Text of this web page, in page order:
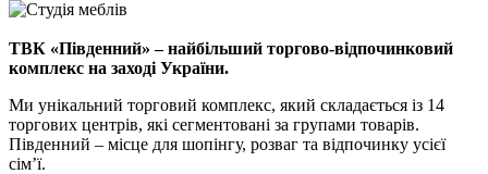
ТВК «Південний» – найбільший торгово-відпочинковий
комплекс на заході України.
Ми унікальний торговий комплекс, який складається із 14
торгових центрів, які сегментовані за групами товарів.
Південний – місце для шопінгу, розваг та відпочинку усієї
сім’ї.